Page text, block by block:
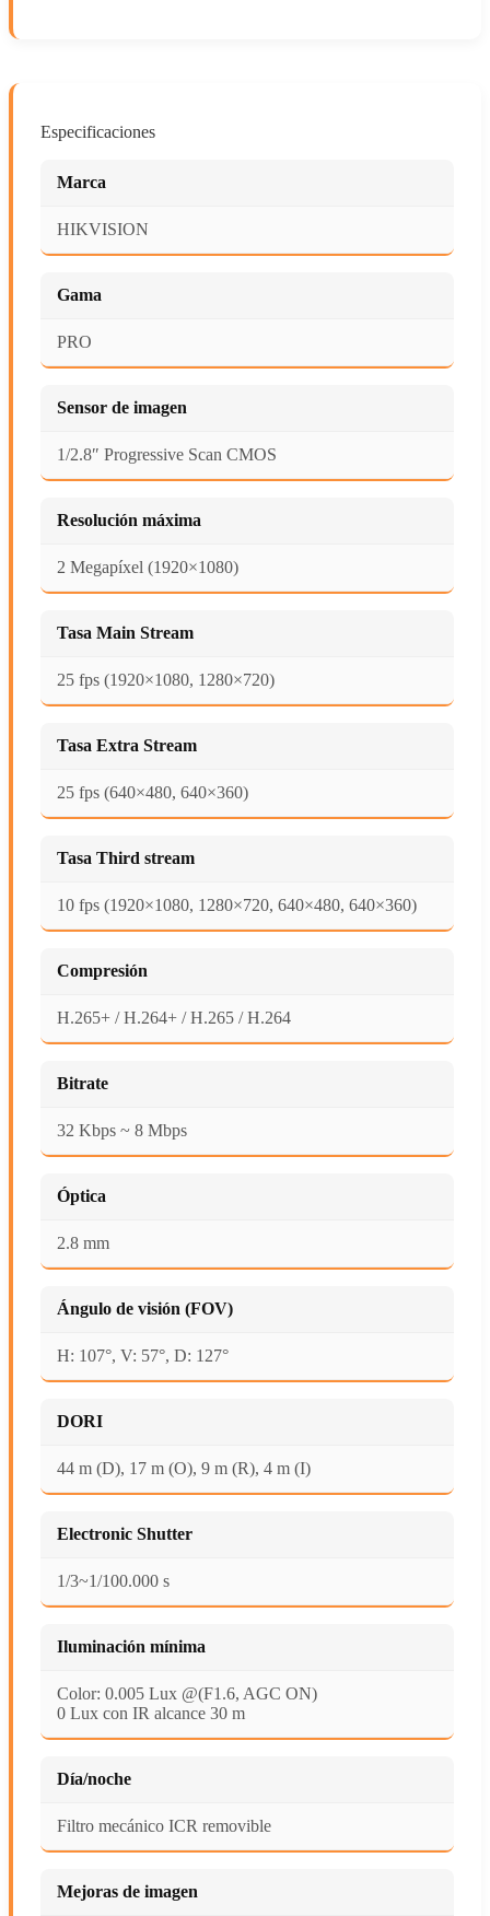
Especificaciones
Marca
HIKVISION
Gama
PRO
Sensor de imagen
1/2.8″ Progressive Scan CMOS
Resolución máxima
2 Megapíxel (1920×1080)
Tasa Main Stream
25 fps (1920×1080, 1280×720)
Tasa Extra Stream
25 fps (640×480, 640×360)
Tasa Third stream
10 fps (1920×1080, 1280×720, 640×480, 640×360)
Compresión
H.265+ / H.264+ / H.265 / H.264
Bitrate
32 Kbps ~ 8 Mbps
Óptica
2.8 mm
Ángulo de visión (FOV)
H: 107°, V: 57°, D: 127°
DORI
44 m (D), 17 m (O), 9 m (R), 4 m (I)
Electronic Shutter
1/3~1/100.000 s
Iluminación mínima
Color: 0.005 Lux @(F1.6, AGC ON)
0 Lux con IR alcance 30 m
Día/noche
Filtro mecánico ICR removible
Mejoras de imagen